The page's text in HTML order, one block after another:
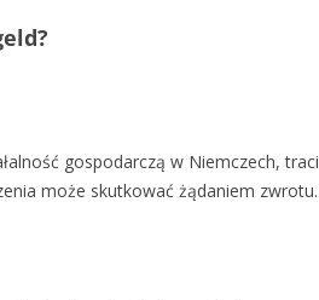
gospodarczą w Niemczech, traci
może skutkować żądaniem zwrotu.